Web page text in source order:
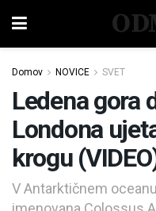
Domov NOVICE SVET
Ledena gora
Londona
krogu
V Antarktičnem